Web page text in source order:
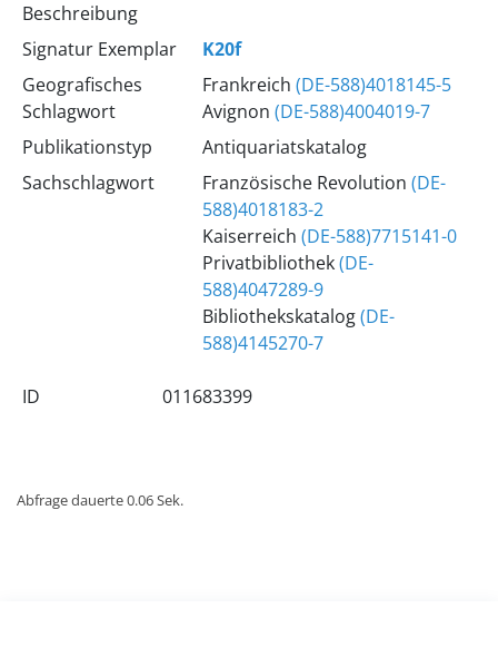
Beschreibung
Signatur Exemplar
K20f
Geografisches
Schlagwort
Frankreich (DE-588)4018145-5
Avignon (DE-588)4004019-7
Publikationstyp
Antiquariatskatalog
Sachschlagwort
Französische Revolution (DE-
588)4018183-2
Kaiserreich (DE-588)7715141-0
Privatbibliothek(DE-
588)4047289-9
Bibliothekskatalog(DE-
588)4145270-7
ID 011683399
Abfrage dauerte 0.06 Sek.